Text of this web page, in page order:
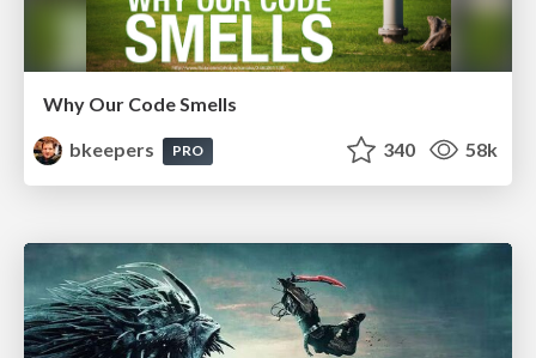
Why Our Code Smells
bkeepers
PRO 340 58k